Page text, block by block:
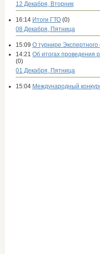
12 Декабря, Вторник
16:14 Итоги ГТО (0)
08 Декабря, Пятница
15:09 О турнире Экспертного
14:21 Об итогах проведения
(0)
01 Декабря, Пятница
15:04 Международный